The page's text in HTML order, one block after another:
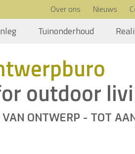
Over ons Nieuws
Tuinonderhoud
outdoor
VAN ONTWERP - TOT